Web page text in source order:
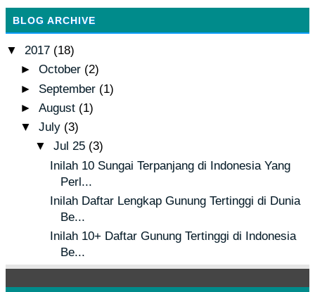
BLOG ARCHIVE
▼ 2017 (18)
►October (2)
► September (1)
►August (1)
▼July (3)
▼ Jul 25 (3)
Inilah 10 Sungai Terpanjang di Indonesia Yang
Perl...
Inilah Daftar Lengkap Gunung Tertinggi di Dunia
Be...
Inilah 10+ Daftar Gunung Tertinggi di Indonesia
Be...
►June(1)